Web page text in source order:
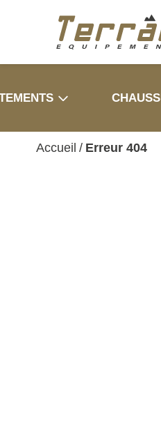
Accueil / Erreur 404